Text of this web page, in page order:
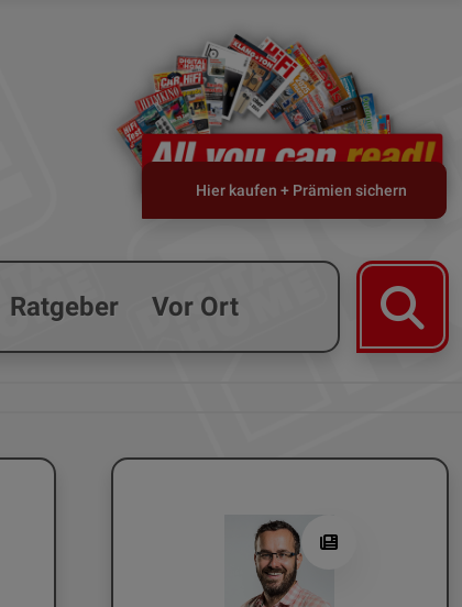
Hier kaufen + Prämien sichern
Ratgeber Vor Ort